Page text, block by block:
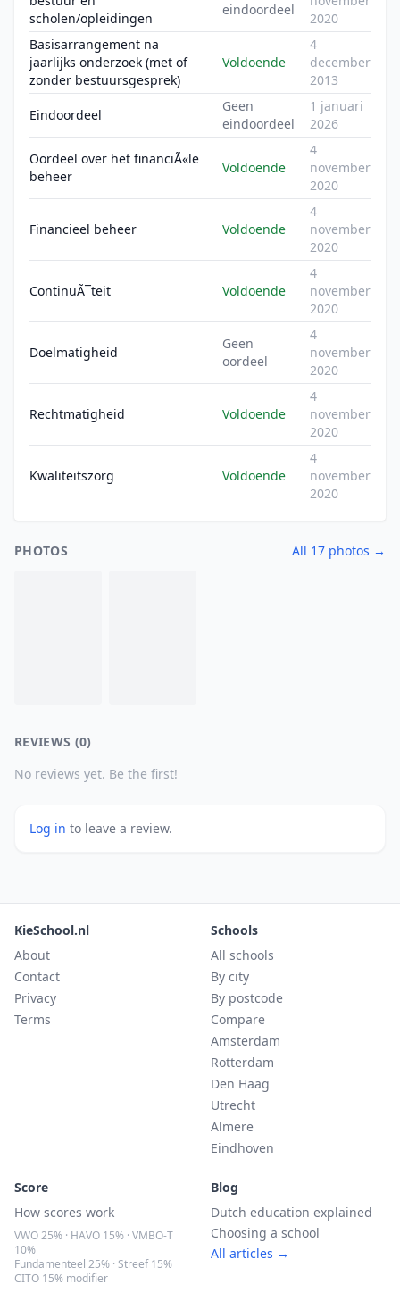
scholen/opleidingen
eindoordeel
2020
Basisarrangement na
jaarlijks onderzoek (met of
zonder bestuursgesprek)
Voldoende
4
december
2013
Eindoordeel
Geen
eindoordeel
1 januari
2026
Oordeel over het financiÃ«le
beheer
Voldoende
4
november
2020
Financieel beheer Voldoende
4
november
2020
ContinuÃ¯teit Voldoende
4
november
2020
Doelmatigheid
Geen
oordeel
4
november
2020
Rechtmatigheid Voldoende
4
november
2020
Kwaliteitszorg Voldoende
4
november
2020
PHOTOS All 17 photos →
REVIEWS (0)
No reviews yet. Be the first!
Log in to leave a review.
KieSchool.nl
About
Contact
Privacy
Terms
Schools
All schools
By city
By postcode
Compare
Amsterdam
Rotterdam
Den Haag
Utrecht
Almere
Eindhoven
Score
How scores work
VWO 25% · HAVO 15% · VMBO-T
10%
Fundamenteel 25% · Streef 15%
CITO 15% modifier
Blog
Dutch education explained
Choosing a school
All articles →